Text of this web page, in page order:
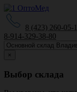
8 (423) 260-05-
8-914-329-38-80
×
Выбор склада